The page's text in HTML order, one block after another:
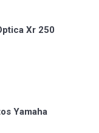
Xr 250
Yamaha